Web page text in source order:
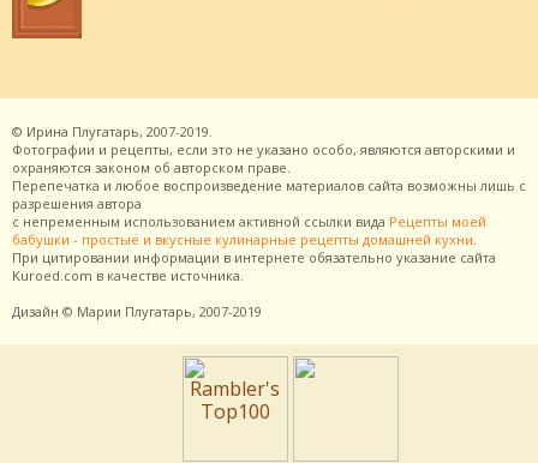
© Ирина Плугатарь, 2007-2019.
Фотографии и рецепты, если это не указано особо, являются авторскими и
охраняются законом об авторском праве.
Перепечатка и любое воспроизведение материалов сайта возможны лишь с
разрешения автора
с непременным использованием активной ссылки вида Рецепты моей
бабушки - простые и вкусные кулинарные рецепты домашней кухни
При цитировании информации в интернете обязательно указание сайта
Kuroed.com в качестве источника.
Дизайн © Марии Плугатарь, 2007-2019